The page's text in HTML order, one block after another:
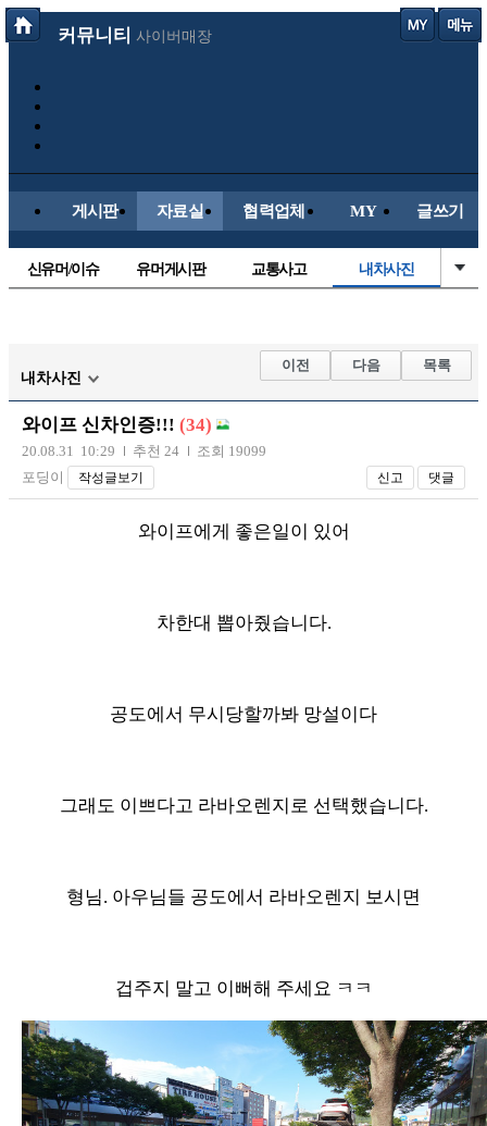
커뮤니티 사이버매장
게시판 자료실 협력업체 MY 글쓰기
신유머/이슈 유머게시판 교통사고 내차사진
자유사진 군사/무기
트럭/버스
장착시공사진
내차사진
이전 다음 목록
와이프 신차인증!!! (34)
20.08.31 10:29 추천 24
조회 19099
포딩이
작성글보기 신고 댓글
와이프에게 좋은일이 있어
차한대 뽑아줬습니다.
공도에서 무시당할까봐 망설이다
그래도 이쁘다고 라바오렌지로 선택했습니다.
형님. 아우님들 공도에서 라바오렌지 보시면
겁주지 말고 이뻐해 주세요 ㅋㅋ